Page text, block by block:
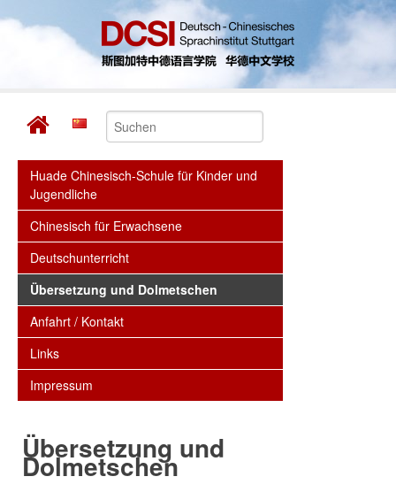
Huade Chinesisch-Schule für Kinder und
Jugendliche
Chinesisch für Erwachsene
Deutschunterricht
Übersetzung und Dolmetschen
Anfahrt / Kontakt
Links
Impressum
Übersetzung und
Dolmetschen